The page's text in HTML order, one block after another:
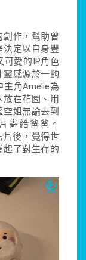
創作，幫助曾
定以自身豐
可愛的IP角色
靈感源於一齣
角Amelie為
在花園、用
姐無論去到
寄給爸爸。
片後，覺得世
起了對生存的